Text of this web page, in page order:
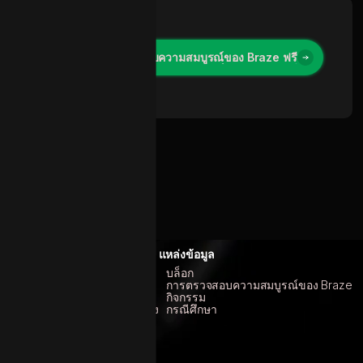
ติดต่อเราเพื่อรับการตรวจสอบความสมบูรณ์ของ Braze ฟรี
อเสียงอีเมลและการกู้คืนการจัดส่ง
แหล่งข้อมูล
บล็อก
การตรวจสอบความสมบูรณ์ของ Braze
กิจกรรม
กรณีศึกษา